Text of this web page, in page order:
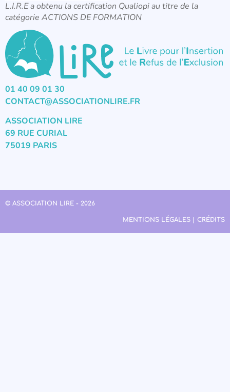
L.I.R.E a obtenu la certification Qualiopi au titre de la
catégorie ACTIONS DE FORMATION
01 40 09 01 30
CONTACT@ASSOCIATIONLIRE.FR
ASSOCIATION LIRE
69 RUE CURIAL
75019 PARIS
© ASSOCIATION LIRE - 2026
MENTIONS LÉGALES | CRÉDITS